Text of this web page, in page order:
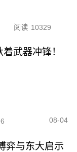
阅读 10329
武器冲锋！
08-04
弈与东大启示